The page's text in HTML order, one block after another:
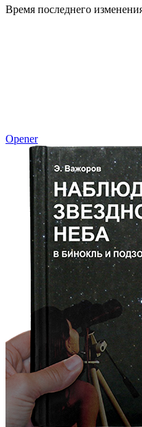
Время последнего
Opener